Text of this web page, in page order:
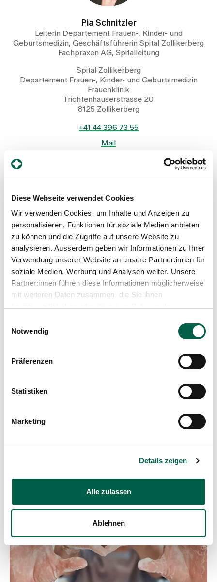
Diese Webseite verwendet Cookies
Wir verwenden Cookies, um Inhalte und Anzeigen zu
personalisieren, Funktionen für soziale Medien anbieten
zu können und die Zugriffe auf unsere Website zu
analysieren. Ausserdem geben wir Informationen zu Ihrer
Verwendung unserer Website an unsere Partner:innen für
soziale Medien, Werbung und Analysen weiter. Unsere
Partner:innen führen diese Informationen möglicherweise
mit weiteren Daten zusammen, die Sie ihnen
Notwendig
Präferenzen
Statistiken
Marketing
Details zeigen
Alle zulassen
Ablehnen
Pia Schnitzler
Leiterin Departement Frauen-, Kinder- und
Geburtsmedizin, Geschäftsführerin Spital Zollikerberg
Fachpraxen AG, Spitalleitung
Spital Zollikerberg
Departement Frauen-, Kinder- und Geburtsmedizin
Frauenklinik
Trichtenhauserstrasse 20
8125 Zollikerberg
+41 44 396 73 55
Mail
Profil anzeigen
Jobs & Karriere Frauenklinik
0/0